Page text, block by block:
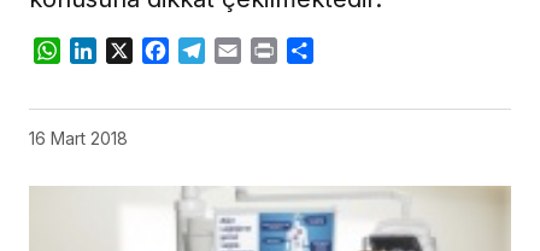
WhatsApp
LinkedIn
X Facebook
Telegram
Email Print
16 Mart 2018